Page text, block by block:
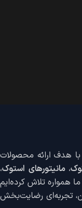
متدرسیستم فعالیت خود را از سال 1400 با هدف ارائه محصولات
،مانیتورهای استوک،
ما همواره تلاش کرده‌ایم
تجربه‌ای رضایت‌بخش